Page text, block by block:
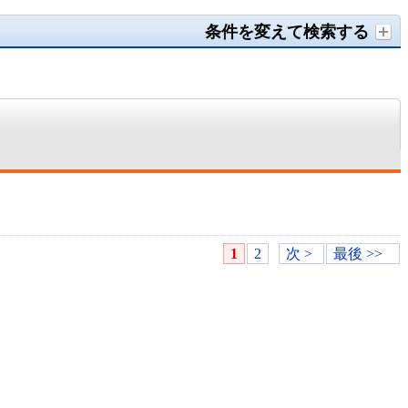
条件を変えて検索する
1 2 次 > 最後 >>